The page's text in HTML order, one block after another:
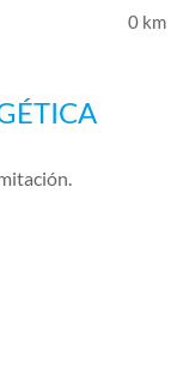
0 km